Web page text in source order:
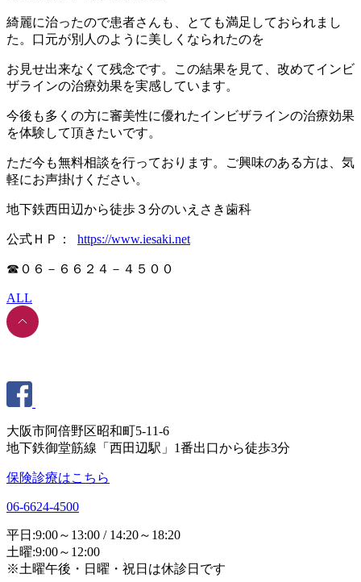
綺麗に治ったので患者さんも、とても満足しておられまし
た。口元が別人のように美しくなられたのを
お見せ出来なくて残念です。この結果を見て、改めてインビ
ザラインの治療効果を実感しています。
今後も多くの方に審美性に優れたインビザラインの治療効果
を体験して頂きたいです。
ただ今も無料相談を行っております。ご興味のある方は、気
軽にお声掛けください。
地下鉄西田辺から徒歩３分のいえさき歯科
公式ＨＰ： https://www.iesaki.net
☎０６－６６２４－４５００
ALL
大阪市阿倍野区昭和町5-11-6
地下鉄御堂筋線「西田辺駅」1番出口から徒歩3分
保険診療はこちら
06-6624-4500
平日:9:00～13:00 / 14:20～18:20
土曜:9:00～12:00
※土曜午後・日曜・祝日は休診日です